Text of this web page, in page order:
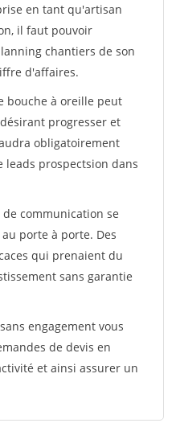
en tant qu'artisan
il faut pouvoir
chantiers de son
d'affaires.
bouche à oreille peut
progresser et
obligatoirement
prospectsion dans
communication se
porte à porte. Des
qui prenaient du
sans garantie
engagement vous
de devis en
et ainsi assurer un